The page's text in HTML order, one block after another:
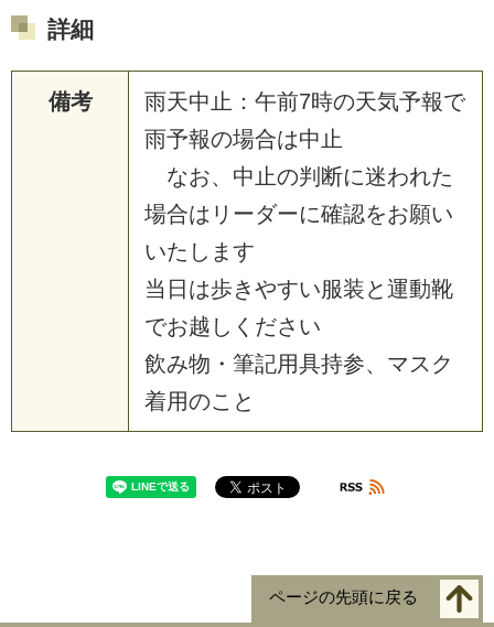
詳細
備考
雨天中止：午前7時の天気予報で
雨予報の場合は中止
なお、中止の判断に迷われた
場合はリーダーに確認をお願い
いたします
当日は歩きやすい服装と運動靴
でお越しください
飲み物・筆記用具持参、マスク
着用のこと
ページの先頭に戻る